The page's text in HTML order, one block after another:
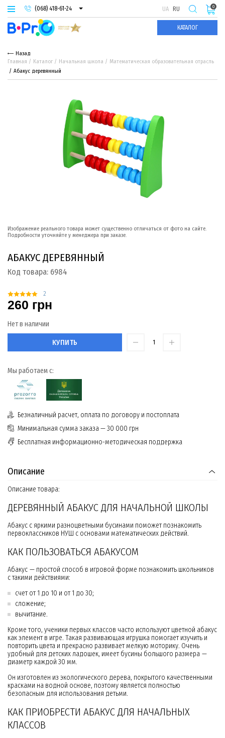
(068) 418-61-24
(093) 974-66-94
(095) 987-29-55
UA RU
КАТАЛОГ
0
Назад
Главная
Каталог Начальная школа
Математическая образовательная отрасль
Абакус деревянный
Изображение реального товара может существенно отличаться от фото на сайте.
Подробности уточняйте у менеджера при заказе.
АБАКУС ДЕРЕВЯННЫЙ
Код товара: 6984
2
260 грн
Нет в наличии
КУПИТЬ
Мы работаем с:
Безналичный расчет, оплата по договору и постоплата
Минимальная сумма заказа — 30 000 грн
Бесплатная информационно-методическая поддержка
Описание
Описание товара:
ДЕРЕВЯННЫЙ АБАКУС ДЛЯ НАЧАЛЬНОЙ ШКОЛЫ
Абакус с яркими разноцветными бусинами поможет познакомить
первоклассников НУШ с основами математических действий.
КАК ПОЛЬЗОВАТЬСЯ АБАКУСОМ
Абакус — простой способ в игровой форме познакомить школьников
с такими действиями:
счет от 1 до 10 и от 1 до 30;
сложение;
вычитание.
Кроме того, ученики первых классов часто используют цветной абакус
как элемент в игре. Такая развивающая игрушка помогает изучить и
повторить цвета и прекрасно развивает мелкую моторику. Очень
удобный для детских ладошек, имеет бусины большого размера —
диаметр каждой 30 мм.
Он изготовлен из экологического дерева, покрытого качественными
красками на водной основе, поэтому является полностью
безопасным для использования детьми.
КАК ПРИОБРЕСТИ АБАКУС ДЛЯ НАЧАЛЬНЫХ
КЛАССОВ